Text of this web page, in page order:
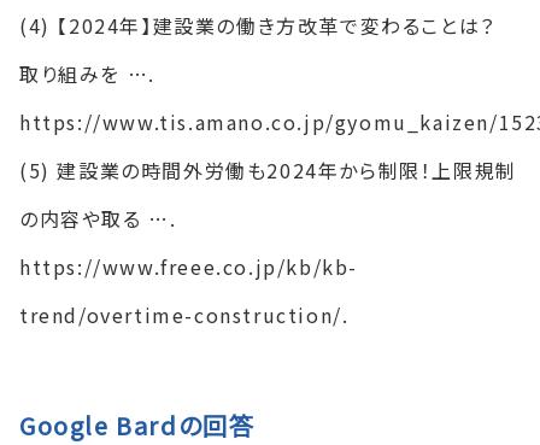
(4) 【2024年】建設業の働き方改革で変わることは？
取り組みを ….
https://www.tis.amano.co.jp/gyomu_kaizen/
(5) 建設業の時間外労働も2024年から制限！上限規制
の内容や取る ….
https://www.freee.co.jp/kb/kb-
trend/overtime-construction/.
Google Bardの回答